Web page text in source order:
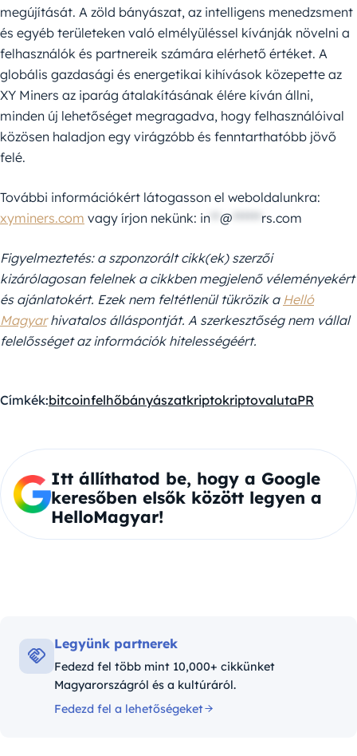
megújítását. A zöld bányászat, az intelligens menedzsment
és egyéb területeken való elmélyüléssel kívánják növelni a
felhasználók és partnereik számára elérhető értéket. A
globális gazdasági és energetikai kihívások közepette az
XY Miners az iparág átalakításának élére kíván állni,
minden új lehetőséget megragadva, hogy felhasználóival
közösen haladjon egy virágzóbb és fenntarthatóbb jövő
felé.
További információkért látogasson el weboldalunkra:
xyminers.com vagy írjon nekünk: in @ rs.com
Figyelmeztetés: a szponzorált cikk(ek) szerzői
kizárólagosan felelnek a cikkben megjelenő véleményekért
és ajánlatokért. Ezek nem feltétlenül tükrözik a Helló
Magyarhivatalos álláspontját. A szerkesztőség nem vállal
felelősséget az információk hitelességéért.
Címkék:bitcoinfelhőbányászatkriptokriptovalutaPR
Itt állíthatod be, hogy a Google
keresőben elsők között legyen a
HelloMagyar!
Legyünk partnerek
Fedezd fel több mint 10,000+ cikkünket
Magyarországról és a kultúráról.
Fedezd fel a lehetőségeket